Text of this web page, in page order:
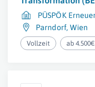
PÜSPÖK
Parndorf,Wien
Vollzeit ab